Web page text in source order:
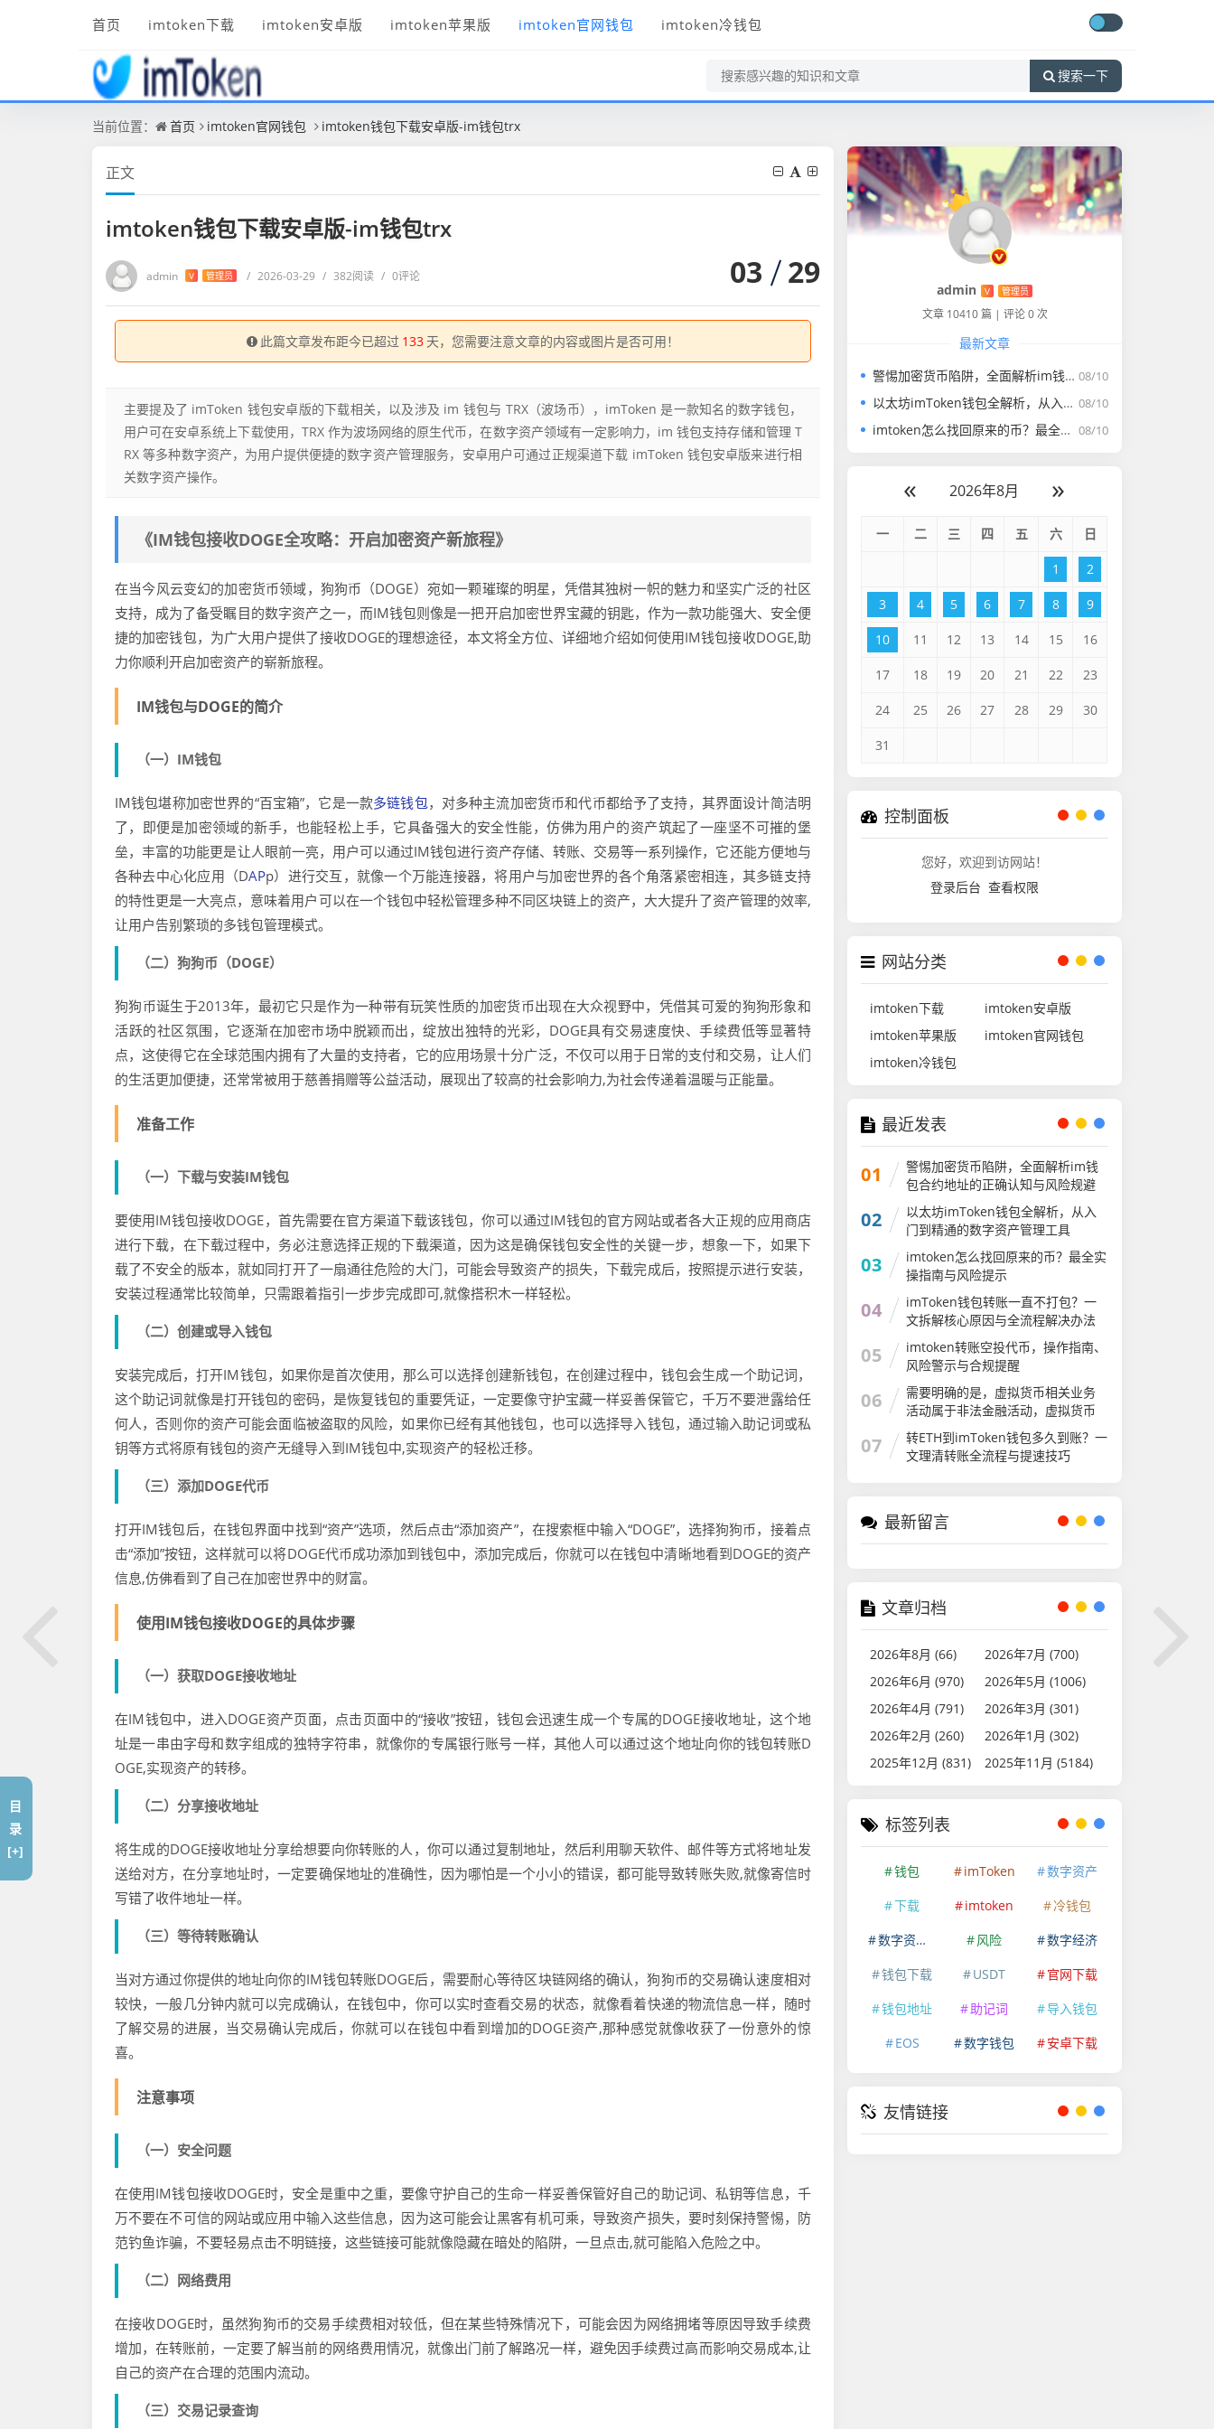
首页 imtoken下载 imtoken安卓版 imtoken苹果版 imtoken官网钱包 imtoken冷钱包
搜索一下
当前位置： 首页 imtoken官网钱包 imtoken钱包下载安卓版-im钱包trx
正文
imtoken钱包下载安卓版-im钱包trx
admin V 管理员 / 2026-03-29 / 382阅读 / 0评论 03 29
此篇文章发布距今已超过 133 天，您需要注意文章的内容或图片是否可用！
主要提及了 imToken 钱包安卓版的下载相关，以及涉及 im 钱包与 TRX（波场币），imToken 是一款知名的数字钱包，
用户可在安卓系统上下载使用，TRX 作为波场网络的原生代币，在数字资产领域有一定影响力，im 钱包支持存储和管理 T
RX 等多种数字资产，为用户提供便捷的数字资产管理服务，安卓用户可通过正规渠道下载 imToken 钱包安卓版来进行相
关数字资产操作。
《IM钱包接收DOGE全攻略：开启加密资产新旅程》
在当今风云变幻的加密货币领域，狗狗币（DOGE）宛如一颗璀璨的明星，凭借其独树一帜的魅力和坚实广泛的社区
支持，成为了备受瞩目的数字资产之一，而IM钱包则像是一把开启加密世界宝藏的钥匙，作为一款功能强大、安全便
捷的加密钱包，为广大用户提供了接收DOGE的理想途径，本文将全方位、详细地介绍如何使用IM钱包接收DOGE,助
力你顺利开启加密资产的崭新旅程。
IM钱包与DOGE的简介
（一）IM钱包
IM钱包堪称加密世界的“百宝箱”，它是一款多链钱包，对多种主流加密货币和代币都给予了支持，其界面设计简洁明
了，即便是加密领域的新手，也能轻松上手，它具备强大的安全性能，仿佛为用户的资产筑起了一座坚不可摧的堡
垒，丰富的功能更是让人眼前一亮，用户可以通过IM钱包进行资产存储、转账、交易等一系列操作，它还能方便地与
各种去中心化应用（DAPp）进行交互，就像一个万能连接器，将用户与加密世界的各个角落紧密相连，其多链支持
的特性更是一大亮点，意味着用户可以在一个钱包中轻松管理多种不同区块链上的资产，大大提升了资产管理的效率,
让用户告别繁琐的多钱包管理模式。
（二）狗狗币（DOGE）
狗狗币诞生于2013年，最初它只是作为一种带有玩笑性质的加密货币出现在大众视野中，凭借其可爱的狗狗形象和
活跃的社区氛围，它逐渐在加密市场中脱颖而出，绽放出独特的光彩，DOGE具有交易速度快、手续费低等显著特
点，这使得它在全球范围内拥有了大量的支持者，它的应用场景十分广泛，不仅可以用于日常的支付和交易，让人们
的生活更加便捷，还常常被用于慈善捐赠等公益活动，展现出了较高的社会影响力,为社会传递着温暖与正能量。
准备工作
（一）下载与安装IM钱包
要使用IM钱包接收DOGE，首先需要在官方渠道下载该钱包，你可以通过IM钱包的官方网站或者各大正规的应用商店
进行下载，在下载过程中，务必注意选择正规的下载渠道，因为这是确保钱包安全性的关键一步，想象一下，如果下
载了不安全的版本，就如同打开了一扇通往危险的大门，可能会导致资产的损失，下载完成后，按照提示进行安装，
安装过程通常比较简单，只需跟着指引一步步完成即可,就像搭积木一样轻松。
（二）创建或导入钱包
安装完成后，打开IM钱包，如果你是首次使用，那么可以选择创建新钱包，在创建过程中，钱包会生成一个助记词，
这个助记词就像是打开钱包的密码，是恢复钱包的重要凭证，一定要像守护宝藏一样妥善保管它，千万不要泄露给任
何人，否则你的资产可能会面临被盗取的风险，如果你已经有其他钱包，也可以选择导入钱包，通过输入助记词或私
钥等方式将原有钱包的资产无缝导入到IM钱包中,实现资产的轻松迁移。
（三）添加DOGE代币
打开IM钱包后，在钱包界面中找到“资产”选项，然后点击“添加资产”，在搜索框中输入“DOGE”，选择狗狗币，接着点
击“添加”按钮，这样就可以将DOGE代币成功添加到钱包中，添加完成后，你就可以在钱包中清晰地看到DOGE的资产
信息,仿佛看到了自己在加密世界中的财富。
使用IM钱包接收DOGE的具体步骤
（一）获取DOGE接收地址
在IM钱包中，进入DOGE资产页面，点击页面中的“接收”按钮，钱包会迅速生成一个专属的DOGE接收地址，这个地
址是一串由字母和数字组成的独特字符串，就像你的专属银行账号一样，其他人可以通过这个地址向你的钱包转账D
OGE,实现资产的转移。
（二）分享接收地址
将生成的DOGE接收地址分享给想要向你转账的人，你可以通过复制地址，然后利用聊天软件、邮件等方式将地址发
送给对方，在分享地址时，一定要确保地址的准确性，因为哪怕是一个小小的错误，都可能导致转账失败,就像寄信时
写错了收件地址一样。
（三）等待转账确认
当对方通过你提供的地址向你的IM钱包转账DOGE后，需要耐心等待区块链网络的确认，狗狗币的交易确认速度相对
较快，一般几分钟内就可以完成确认，在钱包中，你可以实时查看交易的状态，就像看着快递的物流信息一样，随时
了解交易的进展，当交易确认完成后，你就可以在钱包中看到增加的DOGE资产,那种感觉就像收获了一份意外的惊
喜。
注意事项
（一）安全问题
在使用IM钱包接收DOGE时，安全是重中之重，要像守护自己的生命一样妥善保管好自己的助记词、私钥等信息，千
万不要在不可信的网站或应用中输入这些信息，因为这可能会让黑客有机可乘，导致资产损失，要时刻保持警惕，防
范钓鱼诈骗，不要轻易点击不明链接，这些链接可能就像隐藏在暗处的陷阱，一旦点击,就可能陷入危险之中。
（二）网络费用
在接收DOGE时，虽然狗狗币的交易手续费相对较低，但在某些特殊情况下，可能会因为网络拥堵等原因导致手续费
增加，在转账前，一定要了解当前的网络费用情况，就像出门前了解路况一样，避免因手续费过高而影响交易成本,让
自己的资产在合理的范围内流动。
（三）交易记录查询
admin V 管理员
文章 10410 篇 | 评论 0 次
最新文章
08/10
警惕加密货币陷阱，全面解析im钱包合约地址的正确认知与风险规避
08/10
以太坊imToken钱包全解析，从入门到精通的数字资产管理工具
08/10
imtoken怎么找回原来的币？最全实操指南与风险提示
« 2026年8月 »
一 二 三 四 五 六 日
1 2
3 4 5 6 7 8 9
10 11 12 13 14 15 16
17 18 19 20 21 22 23
24 25 26 27 28 29 30
31
控制面板
您好，欢迎到访网站！
登录后台 查看权限
网站分类
imtoken下载
imtoken安卓版
imtoken苹果版
imtoken官网钱包
imtoken冷钱包
最近发表
01
警惕加密货币陷阱，全面解析im钱
包合约地址的正确认知与风险规避
02
以太坊imToken钱包全解析，从入
门到精通的数字资产管理工具
03
imtoken怎么找回原来的币？最全实
操指南与风险提示
04
imToken钱包转账一直不打包？一
文拆解核心原因与全流程解决办法
05
imtoken转账空投代币，操作指南、
风险警示与合规提醒
06
需要明确的是，虚拟货币相关业务
活动属于非法金融活动，虚拟货币
不具有与法定货币等同的法律地
位，从事虚拟货币相关交易活动存
在极大的法律风险和资金安全隐患
07
转ETH到imToken钱包多久到账？一
文理清转账全流程与提速技巧
最新留言
文章归档
2026年8月 (66)
2026年7月 (700)
2026年6月 (970)
2026年5月 (1006)
2026年4月 (791)
2026年3月 (301)
2026年2月 (260)
2026年1月 (302)
2025年12月 (831)
2025年11月 (5184)
标签列表
钱包 imToken
数字资产
下载
imtoken
冷钱包
数字资产安全
风险
数字经济
钱包下载
USDT
官网下载
钱包地址
助记词
导入钱包
EOS
数字钱包 安卓下载
友情链接
目
录
[+]